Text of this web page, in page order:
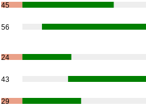
45
56
24
43
29